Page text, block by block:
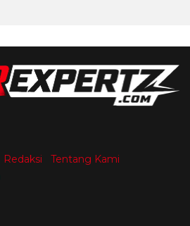
Redaksi
Tentang Kami